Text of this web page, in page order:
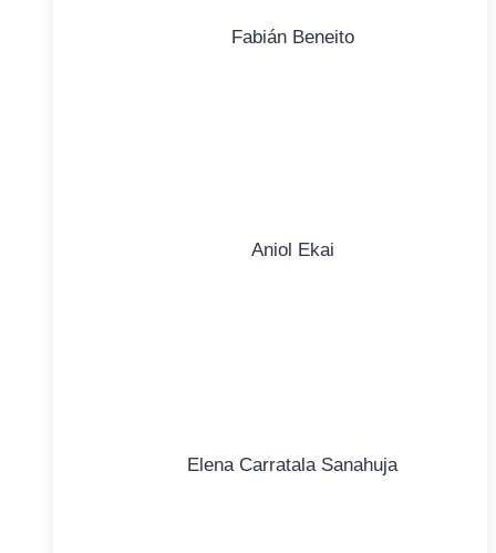
Fabián Beneito
Aniol Ekai
Elena Carratala Sanahuja